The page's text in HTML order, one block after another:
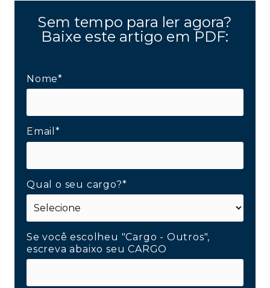
Sem tempo para ler agora?
Baixe este artigo em PDF:
Nome*
Email*
Qual o seu cargo?*
Se você escolheu "Cargo - Outros",
escreva abaixo seu CARGO